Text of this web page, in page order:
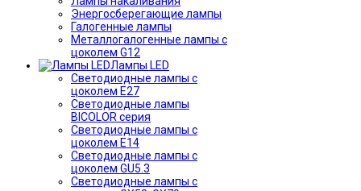
Энергосберегающие лампы
Галогенные лампы
Металлогалогенные лампы с
цоколем G12
Лампы LED
Светодиодные лампы с
цоколем E27
Светодиодные лампы
BICOLOR серия
Светодиодные лампы с
цоколем E14
Светодиодные лампы с
цоколем GU5.3
Светодиодные лампы с